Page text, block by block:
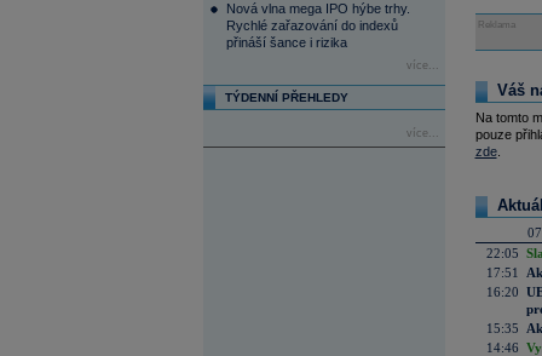
Nová vlna mega IPO hýbe trhy.
Rychlé zařazování do indexů
přináší šance i rizika
více...
TÝDENNÍ PŘEHLEDY
více...
Reklama
Váš
Na tomto
pouze
zde.
22:05
17:51
16:20
15:35
14:46